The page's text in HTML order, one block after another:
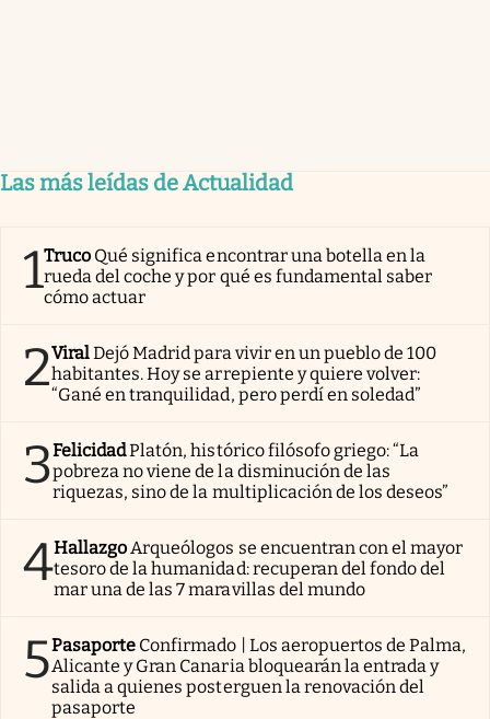
Las más leídas de Actualidad
1Truco Qué significa encontrar una botella en la
rueda del coche y por qué es fundamental saber
cómo actuar
2ViralDejó Madrid para vivir en un pueblo de 100
habitantes. Hoy se arrepiente y quiere volver:
“Gané en tranquilidad, pero perdí en soledad”
3FelicidadPlatón, histórico filósofo griego: “La
pobreza no viene de la disminución de las
riquezas, sino de la multiplicación de los deseos”
4Hallazgo Arqueólogos se encuentran con el mayor
tesoro de la humanidad: recuperan del fondo del
mar una de las 7 maravillas del mundo
5Pasaporte Confirmado | Los aeropuertos de Palma,
Alicante y Gran Canaria bloquearán la entrada y
salida a quienes posterguen la renovación del
pasaporte